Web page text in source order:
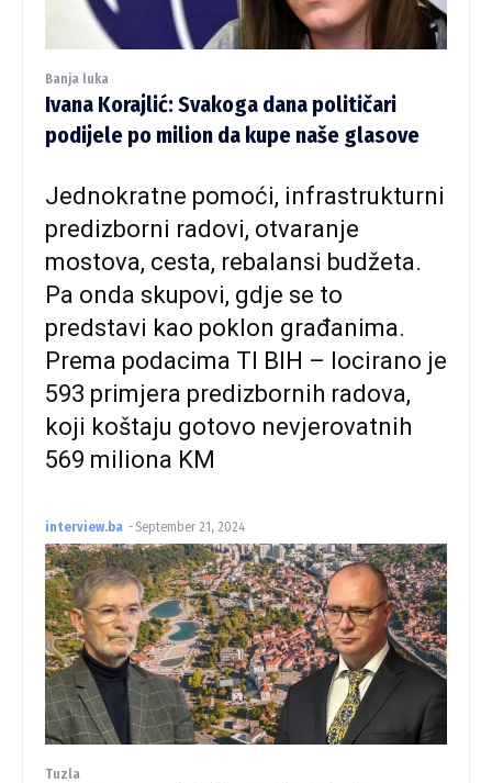
Banja luka
Ivana Korajlić: Svakoga dana političari
podijele po milion da kupe naše glasove
Jednokratne pomoći, infrastrukturni
predizborni radovi, otvaranje
mostova, cesta, rebalansi budžeta.
Pa onda skupovi, gdje se to
predstavi kao poklon građanima.
Prema podacima TI BIH – locirano je
593 primjera predizbornih radova,
koji koštaju gotovo nevjerovatnih
569 miliona KM
interview.ba - September 21, 2024
Tuzla